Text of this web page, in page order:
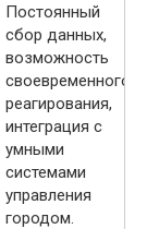
Постоянный
сбор данных,
возможность
своевременного
реагирования,
интеграция с
умными
системами
управления
городом.